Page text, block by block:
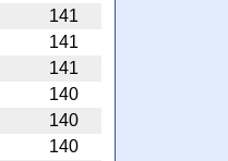
141
141
141
140
140
140